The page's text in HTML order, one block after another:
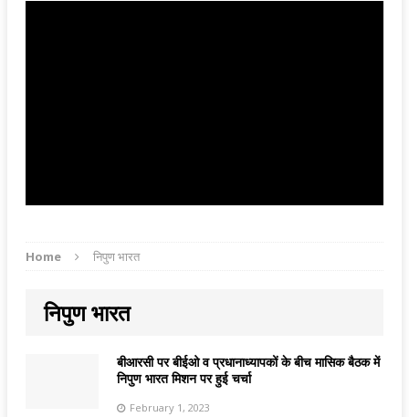
Home निपुण भारत
निपुण भारत
बीआरसी पर बीईओ व प्रधानाध्यापकों के बीच मासिक बैठक में
निपुण भारत मिशन पर हुई चर्चा
February 1, 2023